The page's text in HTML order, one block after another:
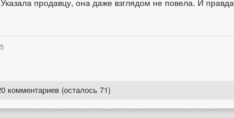
комментариев (осталось 71)